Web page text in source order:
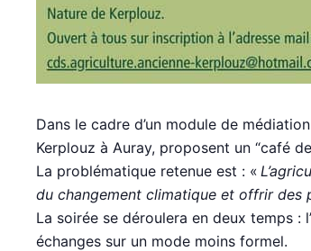
Dans le cadre d’un module de
Kerplouz à Auray, proposent un “café
La problématique retenue est : «
du changement climatique et offrir des
La soirée se déroulera en deux temps
échanges sur un mode moins formel.